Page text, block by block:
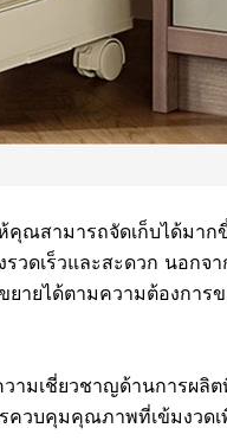
คุณสามารถจัดเก็บได้มา
วดเร็วและสะดวก นอกจ
ายได้ตามความต้องการ
มเชี่ยวชาญด้านการผลิต
ควบคุมคุณภาพที่เข้มงวด